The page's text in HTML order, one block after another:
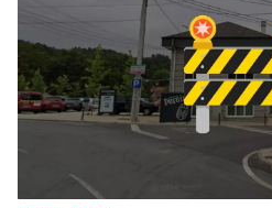
MÁS DEPORTE
La ourensana Anna
Campeonato de España de